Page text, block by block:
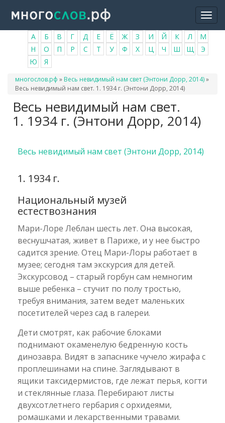
основному
содержанию
А Б В Г Д Е Ё Ж З И Й К Л
М
Н
О П Р С Т У Ф Х Ц Ч Ш Щ
Э
Ю
Я
Вы
здесь
многослов.рф » Весь невидимый нам свет (Энтони Дорр, 2014)»
Весь невидимый нам свет. 1. 1934 г. (Энтони Дорр, 2014)
Весь невидимый нам свет.
1. 1934 г. (Энтони Дорр, 2014)
Весь невидимый нам свет (Энтони Дорр, 2014)
1. 1934 г.
Национальный музей
естествознания
Мари-Лоре Леблан шесть лет. Она высокая,
веснушчатая, живет в Париже, и у нее быстро
садится зрение. Отец Мари-Лоры работает в
музее; сегодня там экскурсия для детей.
Экскурсовод – старый горбун сам немногим
выше ребенка – стучит по полу тростью,
требуя внимания, затем ведет маленьких
посетителей через сад в галереи.
Дети смотрят, как рабочие блоками
поднимают окаменелую бедренную кость
динозавра. Видят в запаснике чучело жирафа с
проплешинами на спине. Заглядывают в
ящики таксидермистов, где лежат перья, когти
и стеклянные глаза. Перебирают листы
двухсотлетнего гербария с орхидеями,
ромашками и лекарственными травами.